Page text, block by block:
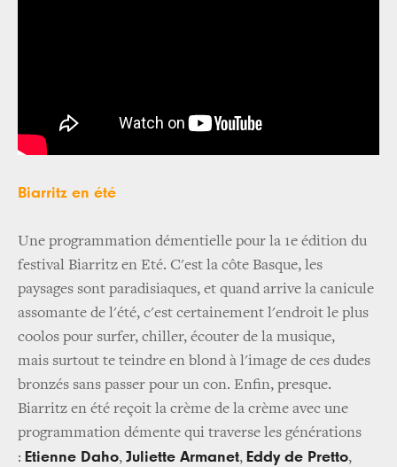
Biarritz en été
Une programmation démentielle pour la 1e édition du
festival Biarritz en Eté. C'est la côte Basque, les
paysages sont paradisiaques, et quand arrive la canicule
assomante de l'été, c'est certainement l'endroit le plus
coolos pour surfer, chiller, écouter de la musique,
mais surtout te teindre en blond à l'image de ces dudes
bronzés sans passer pour un con. Enfin, presque.
Biarritz en été reçoit la crème de la crème avec une
programmation démente qui traverse les générations
: Etienne Daho, Juliette Armanet, Eddy de Pretto,